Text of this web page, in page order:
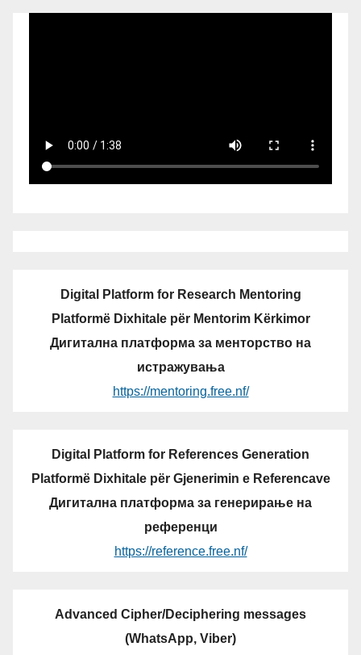
Digital Platform for Research Mentoring
Platformë Dixhitale për Mentorim Kërkimor
Дигитална платформа за менторство на
истражувања
https://mentoring.free.nf/
Digital Platform for References Generation
Platformë Dixhitale për Gjenerimin e Referencave
Дигитална платформа за генерирање на
референци
https://reference.free.nf/
Advanced Cipher/Deciphering messages
(WhatsApp, Viber)